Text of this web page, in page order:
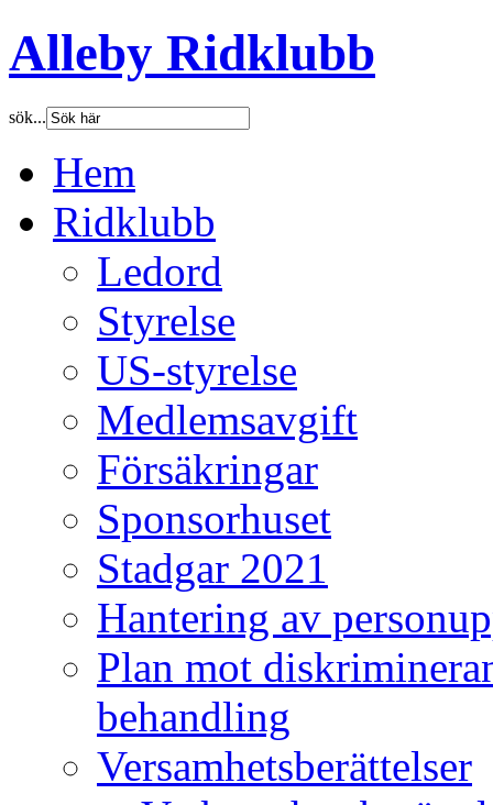
Alleby Ridklubb
sök...
Hem
Ridklubb
Ledord
Styrelse
US-styrelse
Medlemsavgift
Försäkringar
Sponsorhuset
Stadgar 2021
Hantering av
Plan mot
behandling
Versamhetsberättelser